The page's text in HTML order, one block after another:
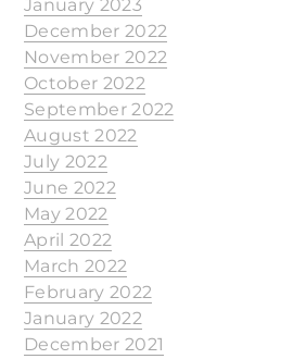
January 2023
December 2022
November 2022
October 2022
September 2022
August 2022
July 2022
June 2022
May 2022
April 2022
March 2022
February 2022
January 2022
December 2021